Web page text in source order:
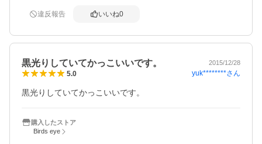
違反報告 いいね0
黒光りしていてかっこいいです。 2015/12/28
5.0 yuk********さん
黒光りしていてかっこいいです。
購入したストア
Birds eye